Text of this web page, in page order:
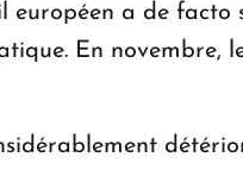
a de facto
En